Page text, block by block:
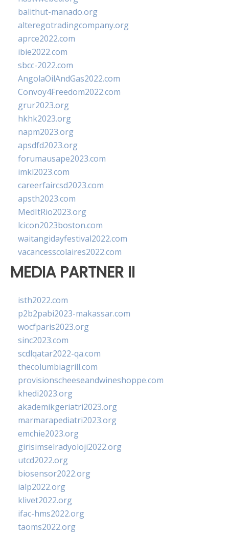
balithut-manado.org
alteregotradingcompany.org
aprce2022.com
ibie2022.com
sbcc-2022.com
AngolaOilAndGas2022.com
Convoy4Freedom2022.com
grur2023.org
hkhk2023.org
napm2023.org
apsdfd2023.org
forumausape2023.com
imkl2023.com
careerfaircsd2023.com
apsth2023.com
MedItRio2023.org
lcicon2023boston.com
waitangidayfestival2022.com
vacancesscolaires2022.com
MEDIA PARTNER II
isth2022.com
p2b2pabi2023-makassar.com
wocfparis2023.org
sinc2023.com
scdlqatar2022-qa.com
thecolumbiagrill.com
provisionscheeseandwineshoppe.com
khedi2023.org
akademikgeriatri2023.org
marmarapediatri2023.org
emchie2023.org
girisimselradyoloji2022.org
utcd2022.org
biosensor2022.org
ialp2022.org
klivet2022.org
ifac-hms2022.org
taoms2022.org